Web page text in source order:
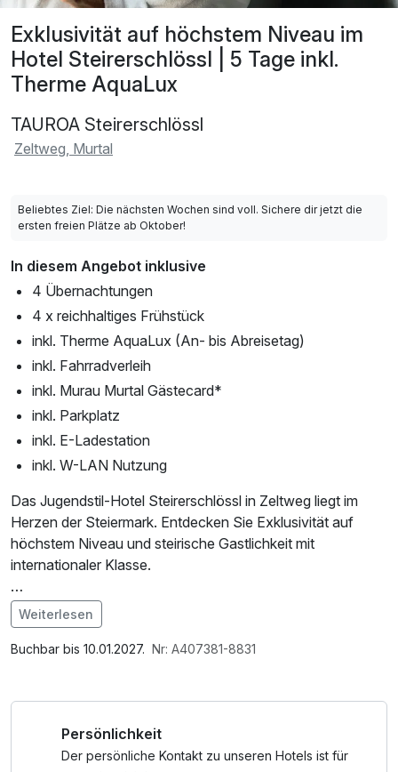
Exklusivität auf höchstem Niveau im
Hotel Steirerschlössl | 5 Tage inkl.
Therme AquaLux
TAUROA Steirerschlössl
Zeltweg, Murtal
Beliebtes Ziel: Die nächsten Wochen sind voll. Sichere dir jetzt die
ersten freien Plätze ab Oktober!
In diesem Angebot inklusive
4 Übernachtungen
4 x reichhaltiges Frühstück
inkl. Therme AquaLux (An- bis Abreisetag)
inkl. Fahrradverleih
inkl. Murau Murtal Gästecard*
inkl. Parkplatz
inkl. E-Ladestation
inkl. W-LAN Nutzung
Das Jugendstil-Hotel Steirerschlössl in Zeltweg liegt im
Herzen der Steiermark. Entdecken Sie Exklusivität auf
höchstem Niveau und steirische Gastlichkeit mit
internationaler Klasse.
Die Suiten bieten Ihnen 60 bis 70 m² extravagante
Wohlfühlfläche. Es erwartet Sie entweder eine ebenerdige
Suite mit optisch getrenntem Wohn- und Schlafbereich
Im Angebot enthalten
1 Flasche Mineralwasser, Parkplatz, W-LAN Nutzung /
Weiterlesen
Buchbar bis 10.01.2027. Nr: A407381-8831
Persönlichkeit
Der persönliche Kontakt zu unseren Hotels ist für